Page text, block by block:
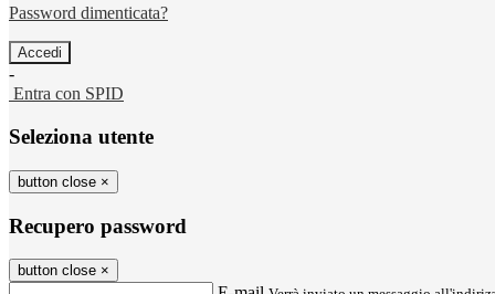
Password dimenticata?
-
Entra con SPID
Seleziona utente
button close ×
Recupero password
button close ×